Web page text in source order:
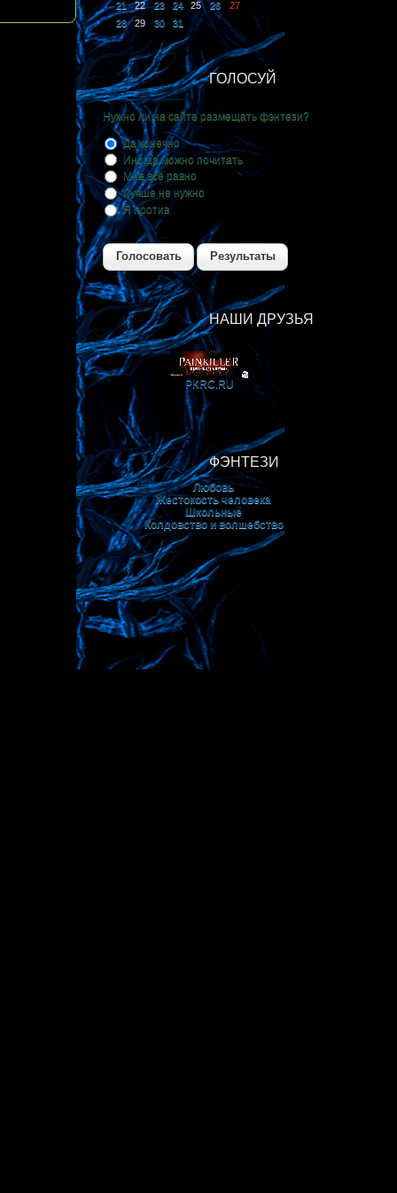
21
22 23 24 25 26
27
28
29 30 31
ГОЛОСУЙ
Нужно ли на сайте размещать фэнтези?
Да конечно
Иногда можно почитать
Мне всё равно
Лучше не нужно
Я против
Голосовать Результаты
НАШИ ДРУЗЬЯ
PKRС.RU
ФЭНТЕЗИ
Любовь
Жестокость человека
Школьные
Колдовство и волшебство